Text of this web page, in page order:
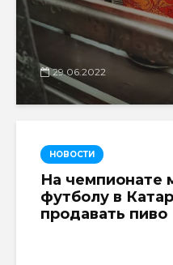
29.06.2022
НОВОСТИ
На чемпионате
футболу в
продавать пиво